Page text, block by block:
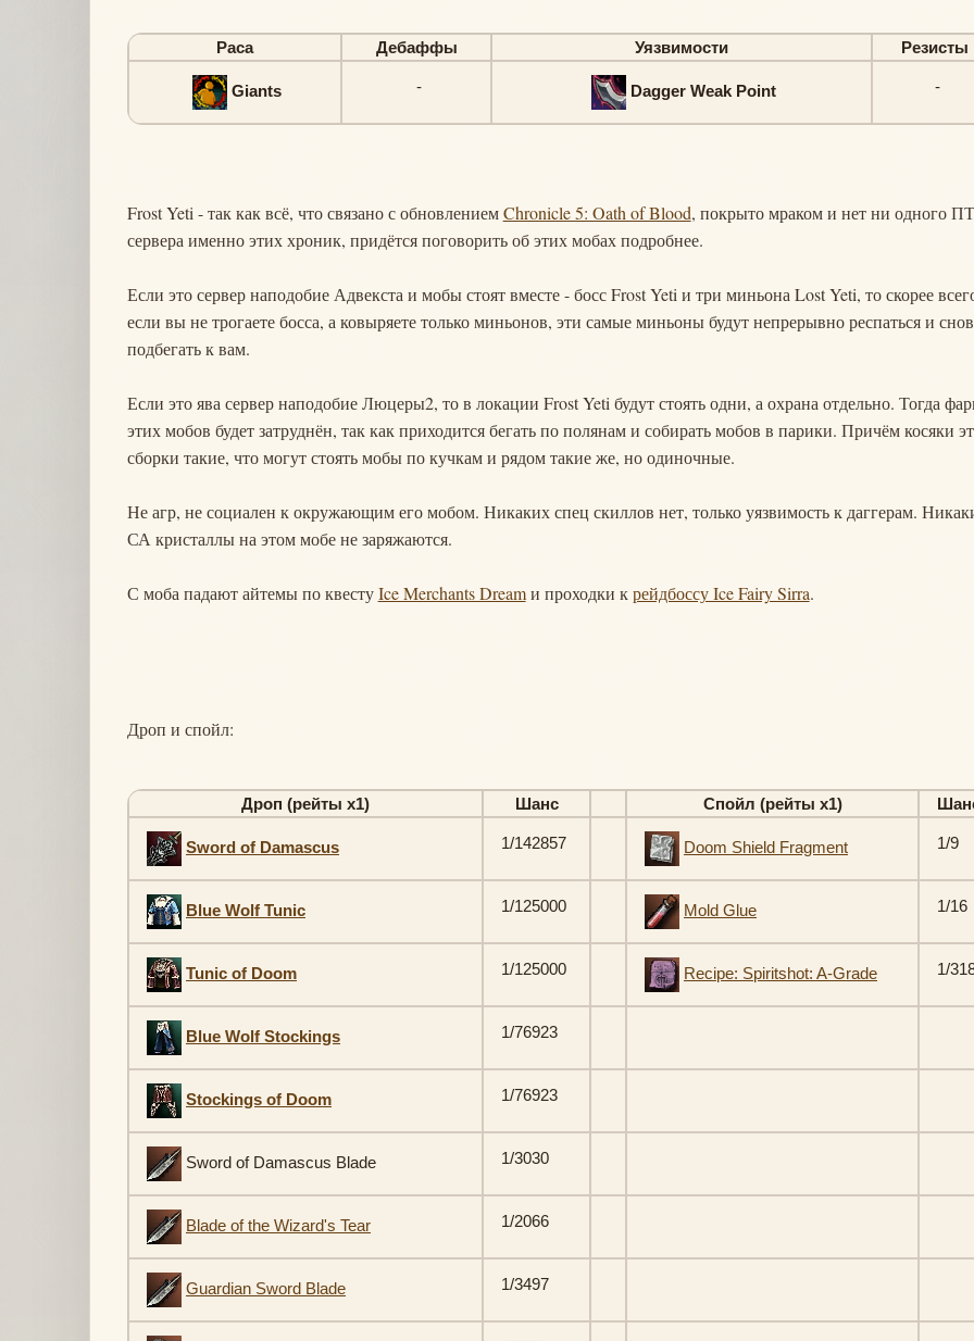
Раса Дебаффы Уязвимости Резисты
Giants - Dagger Weak Point -
Frost Yeti - так как всё, что связано с обновлениемChronicle 5: Oath of Blood, покрыто мраком и нет ни одного
сервера именно этих хроник, придётся поговорить об этих мобах подробнее.
Если это сервер наподобие Адвекста и мобы стоят вместе - босс Frost Yeti и три миньона Lost Yeti, то скорее
если вы не трогаете босса, а ковыряете только миньонов, эти самые миньоны будут непрерывно респаться и
подбегать к вам.
Если это ява сервер наподобие Люцеры2, то в локации Frost Yeti будут стоять одни, а охрана отдельно. Тогда
этих мобов будет затруднён, так как приходится бегать по полянам и собирать мобов в парики. Причём косяки
сборки такие, что могут стоять мобы по кучкам и рядом такие же, но одиночные.
Не агр, не социален к окружающим его мобом. Никаких спец скиллов нет, только уязвимость к даггерам.
СА кристаллы на этом мобе не заряжаются.
С моба падают айтемы по квестуIce Merchants Dreamи проходки крейдбоссу Ice Fairy Sirra.
Дроп и спойл:
Дроп (рейты х1) Шанс Спойл (рейты х1)
Sword of Damascus 1/142857 Doom Shield Fragment 1/9
Blue Wolf Tunic 1/125000 Mold Glue 1/16
Tunic of Doom 1/125000 Recipe: Spiritshot: A-Grade 1/
Blue Wolf Stockings 1/76923
Stockings of Doom 1/76923
Sword of Damascus Blade 1/3030
Blade of the Wizard's Tear 1/2066
Guardian Sword Blade 1/3497